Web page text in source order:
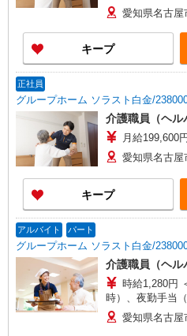
愛知県名古屋
キープ
正社員
グループホーム ソラスト白金/
介護職員（ヘル
月給199,600円
愛知県名古屋
キープ
アルバイト パート
グループホーム ソラスト白金/
介護職員（ヘル
時給1,280円 ＜給与補足＞※深夜割増（22〜5
時）、夜勤手当
愛知県名古屋